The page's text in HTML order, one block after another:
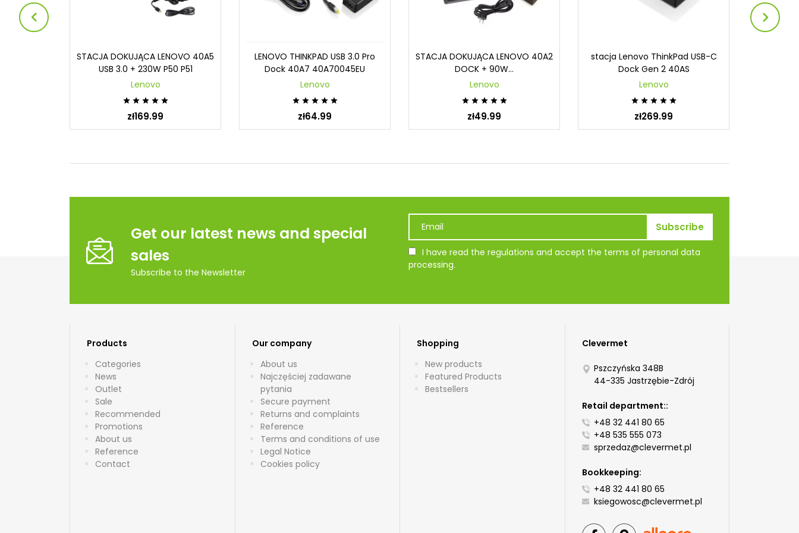

STACJA DOKUJĄCA LENOVO 40A5
USB 3.0 + 230W P50 P51
Lenovo
    
zł169.99
LENOVO THINKPAD USB 3.0 Pro
Dock 40A7 40A70045EU
Lenovo
    
zł64.99
STACJA DOKUJĄCA LENOVO 40A2
DOCK + 90W...
Lenovo
    
zł49.99
stacja Lenovo ThinkPad USB-C
Dock Gen 2 40AS
Lenovo
    
zł269.99

Get our latest news and special
sales
Subscribe to the Newsletter
I have read the regulations and accept the terms of personal data
processing.
Products
Categories
News
Outlet
Sale
Recommended
Promotions
About us
Reference
Contact
Our company
About us
Najczęściej zadawane
pytania
Secure payment
Returns and complaints
Reference
Terms and conditions of use
Legal Notice
Cookies policy
Shopping
New products
Featured Products
Bestsellers
Clevermet
Pszczyńska 348B
44-335 Jastrzębie-Zdrój
Retail department::
+48 32 441 80 65
+48 535 555 073
sprzedaz@clevermet.pl
Bookkeeping:
+48 32 441 80 65
ksiegowosc@clevermet.pl